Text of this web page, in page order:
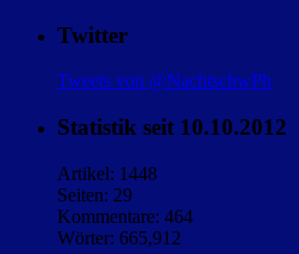
Twitter
Tweets von @NachtschwPh
Statistik seit 10.10.2012
Artikel: 1448
Seiten: 29
Kommentare: 464
Wörter: 665,912